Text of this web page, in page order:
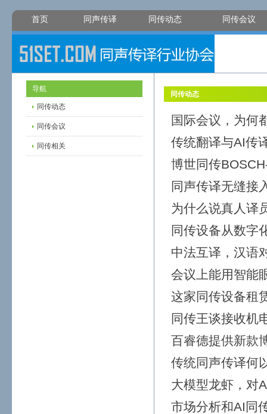
首页 同声传译 同传动态 同传会议
导航
同传动态
同传会议
同传相关
同传动态
国际会议，为何
传统翻译与AI传
博世同传
同声传译无缝接
为什么说真人译
同传设备从数字
中法互译，汉语
会议上能用智能
这家同传设备租
同传王谈接收机
百睿德提供新款
传统同声传译何
大模型龙虾，对
市场分析和AI同